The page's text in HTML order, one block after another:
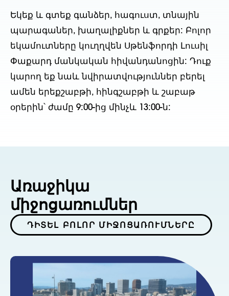
Եկեք և գտեք գանձեր, հագուստ, տնային
պարագաներ, խաղալիքներ և գրքեր: Բոլոր
եկամուտները կուղղվեն Սթենֆորդի Լուսիլ
Փաքարդ մանկական հիվանդանոցին: Դուք
կարող եք նաև նվիրատվություններ բերել
ամեն երեքշաբթի, հինգշաբթի և շաբաթ
օրերին՝ ժամը 9:00-ից մինչև 13:00-ն:
Առաջիկա
միջոցառումներ
ԴԻՏԵԼ ԲՈԼՈՐ ՄԻՋՈՑԱՌՈՒՄՆԵՐԸ